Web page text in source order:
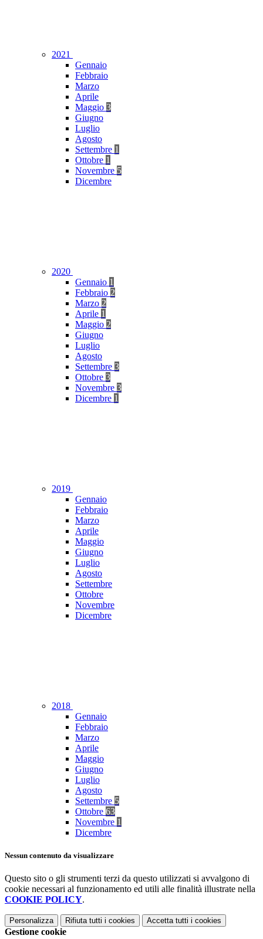
2021
Gennaio
Febbraio
Marzo
Aprile
Maggio 3
Giugno
Luglio
Agosto
Settembre 1
Ottobre 1
Novembre 5
Dicembre
2020
Gennaio 1
Febbraio 2
Marzo 2
Aprile 1
Maggio 2
Giugno
Luglio
Agosto
Settembre 3
Ottobre 3
Novembre 3
Dicembre 1
2019
Gennaio
Febbraio
Marzo
Aprile
Maggio
Giugno
Luglio
Agosto
Settembre
Ottobre
Novembre
Dicembre
2018
Gennaio
Febbraio
Marzo
Aprile
Maggio
Giugno
Luglio
Agosto
Settembre 5
Ottobre 63
Novembre 1
Dicembre
Nessun contenuto da visualizzare
Questo sito o gli strumenti terzi da questo utilizzati si avvalgono di
cookie necessari al funzionamento ed utili alle finalità illustrate nella
COOKIE POLICY.
Personalizza Rifiuta tutti i cookies Accetta tutti i cookies
Gestione cookie